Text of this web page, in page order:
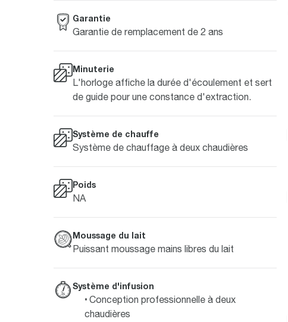
Garantie
Garantie de remplacement de 2 ans
Minuterie
L'horloge affiche la durée d'écoulement et sert
de guide pour une constance d'extraction.
Système de chauffe
Système de chauffage à deux chaudières
Poids
NA
Moussage du lait
Puissant moussage mains libres du lait
Système d'infusion
Conception professionnelle à deux
chaudières